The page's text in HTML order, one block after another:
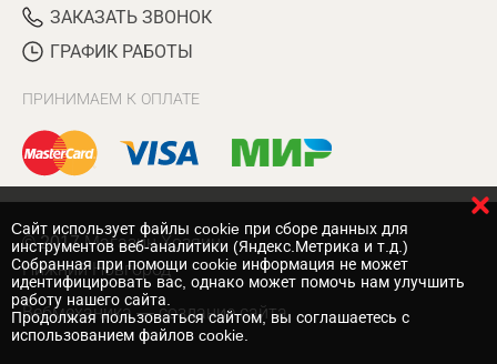
ЗАКАЗАТЬ ЗВОНОК
ГРАФИК РАБОТЫ
ПРИНИМАЕМ К ОПЛАТЕ
© 2017 Магазин Хозяин
Нижний Новгород
Вебмеханика — создание сайта
Cайт использует файлы cookie при сборе данных для
инструментов веб-аналитики (Яндекс.Метрика и т.д.)
Собранная при помощи cookie информация не может
идентифицировать вас, однако может помочь нам улучшить
работу нашего сайта.
Продолжая пользоваться сайтом, вы соглашаетесь с
использованием файлов cookie.